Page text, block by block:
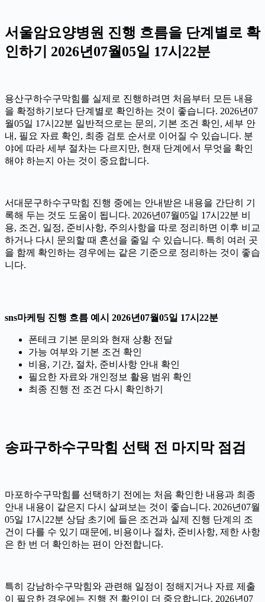
서울암요양병원 진행 흐름을 단계별로 확
인하기 2026년07월05일 17시22분
용산구하수구막힘를 실제로 진행하려면 처음부터 모든 내용
을 확정하기보다 단계별로 확인하는 것이 좋습니다. 2026년07
월05일 17시22분 일반적으로는 문의, 기본 조건 확인, 세부 안
내, 필요 자료 확인, 최종 검토 순서로 이어질 수 있습니다. 분
야에 따라 세부 절차는 다르지만, 현재 단계에서 무엇을 확인
해야 하는지 아는 것이 중요합니다.
서대문구하수구막힘 진행 중에는 안내받은 내용을 간단히 기
록해 두는 것도 도움이 됩니다. 2026년07월05일 17시22분 비
용, 조건, 일정, 준비사항, 주의사항을 따로 정리하면 이후 비교
하거나 다시 문의할 때 혼선을 줄일 수 있습니다. 특히 여러 곳
을 함께 확인하는 경우에는 같은 기준으로 정리하는 것이 좋습
니다.
sns마케팅 진행 흐름 예시 2026년07월05일 17시22분
폰테크 기본 문의와 현재 상황 전달
가능 여부와 기본 조건 확인
비용, 기간, 절차, 준비사항 안내 확인
필요한 자료와 개인정보 활용 범위 확인
최종 진행 전 조건 다시 확인하기
송파구하수구막힘 선택 전 마지막 점검
마포하수구막힘를 선택하기 전에는 처음 확인한 내용과 최종
안내 내용이 같은지 다시 살펴보는 것이 좋습니다. 2026년07월
05일 17시22분 상담 초기에 들은 조건과 실제 진행 단계의 조
건이 다를 수 있기 때문에, 비용이나 절차, 준비사항, 제한 사항
은 한 번 더 확인하는 편이 안전합니다.
특히 강남하수구막힘와 관련해 일정이 정해지거나 자료 제출
이 필요한 경우에는 진행 전 확인이 더 중요합니다. 2026년07